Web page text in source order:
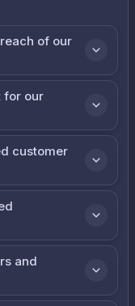
of our
for our
customer
and